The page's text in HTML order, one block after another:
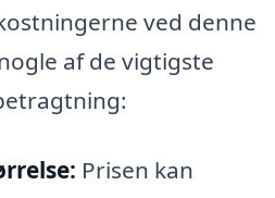
ved denne
af de vigtigste
Prisen kan